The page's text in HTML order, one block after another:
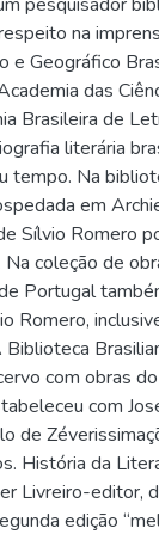
na
e Geográfico
das
Brasileira de
literária
tempo. Na
em
Sílvio Romero
coleção de
Portugal
Romero,
Biblioteca
com obras
com
de
História da
Livreiro-editor,
edição